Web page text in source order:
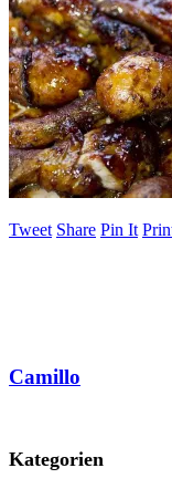
Tweet Share Pin It
Camillo
Kategorien